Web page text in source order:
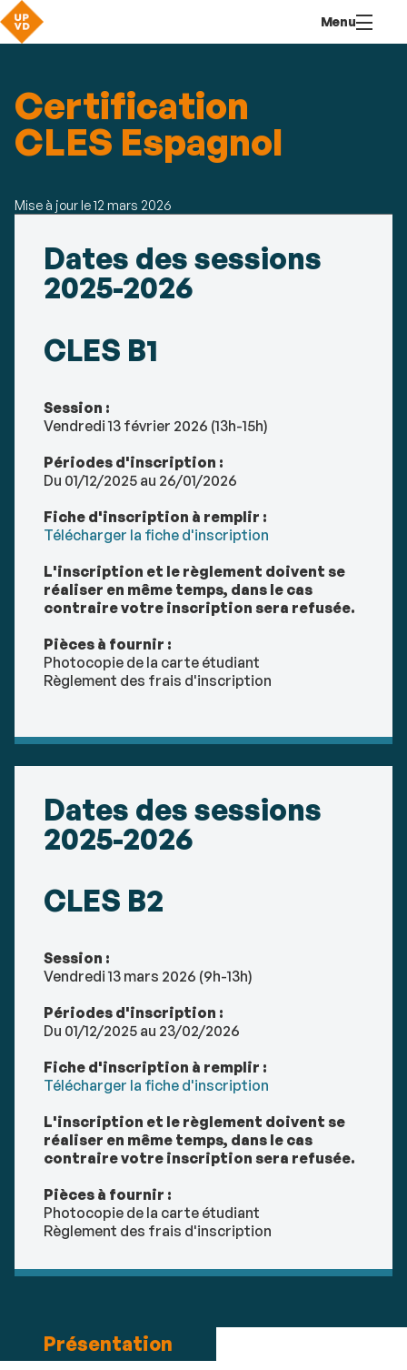
contenu
Menu
Certification
CLES Espagnol
Mise à jour le12 mars 2026
Dates des sessions
2025-2026
CLES B1
Session :
Vendredi 13 février 2026 (13h-15h)
Périodes d'inscription :
Du 01/12/2025 au 26/01/2026
Fiche d'inscription à remplir :
Télécharger la fiche d'inscription
L'inscription et le règlement doivent se
réaliser en même temps, dans le cas
contraire votre inscription sera refusée.
Pièces à fournir :
Photocopie de la carte étudiant
Règlement des frais d'inscription
Dates des sessions
2025-2026
CLES B2
Session :
Vendredi 13 mars 2026 (9h-13h)
Périodes d'inscription :
Du 01/12/2025 au 23/02/2026
Fiche d'inscription à remplir :
Télécharger la fiche d'inscription
L'inscription et le règlement doivent se
réaliser en même temps, dans le cas
contraire votre inscription sera refusée.
Pièces à fournir :
Photocopie de la carte étudiant
Règlement des frais d'inscription
Présentation